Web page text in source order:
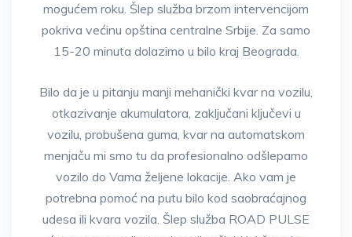
mogućem roku. Šlep služba brzom intervencijom
pokriva većinu opština centralne Srbije. Za samo
15-20 minuta dolazimo u bilo kraj Beograda.
Bilo da je u pitanju manji mehanički kvar na vozilu,
otkazivanje akumulatora, zaključani ključevi u
vozilu, probušena guma, kvar na automatskom
menjaču mi smo tu da profesionalno odšlepamo
vozilo do Vama željene lokacije. Ako vam je
potrebna pomoć na putu bilo kod saobraćajnog
udesa ili kvara vozila. Šlep služba ROAD PULSE